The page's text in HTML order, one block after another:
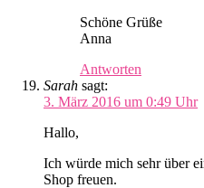
Schöne Grüße
Anna
Antworten
Sarah sagt:
3. März 2016 um 0:49 Uhr
Hallo,
Ich würde mich sehr über
Shop freuen.